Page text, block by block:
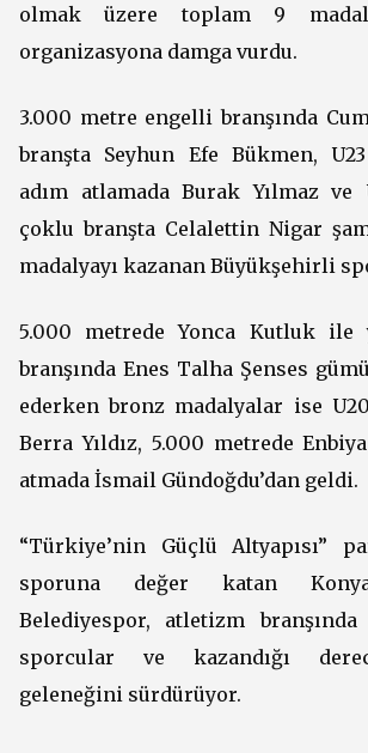
olmak üzere toplam 9
organizasyona damga vurdu.
3.000 metre engelli branşında
branşta Seyhun Efe Bükmen,
adım atlamada Burak Yılmaz ve
çoklu branşta Celalettin Nigar
madalyayı kazanan Büyükşehirli
5.000 metrede Yonca Kutluk ile
branşında Enes Talha Şenses
ederken bronz madalyalar ise
Berra Yıldız, 5.000 metrede
atmada İsmail Gündoğdu’dan geldi.
“Türkiye’nin Güçlü Altyapısı”
sporuna değer katan
Belediyespor, atletizm
sporcular ve kazandığı
geleneğini sürdürüyor.